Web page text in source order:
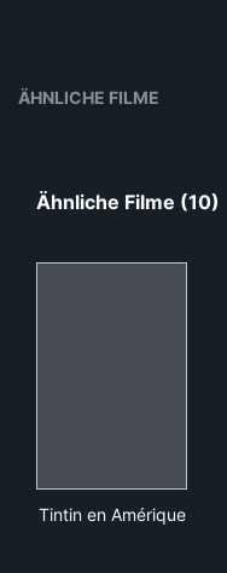
ÄHNLICHE FILME
Ähnliche Filme (10)
Tintin en Amérique